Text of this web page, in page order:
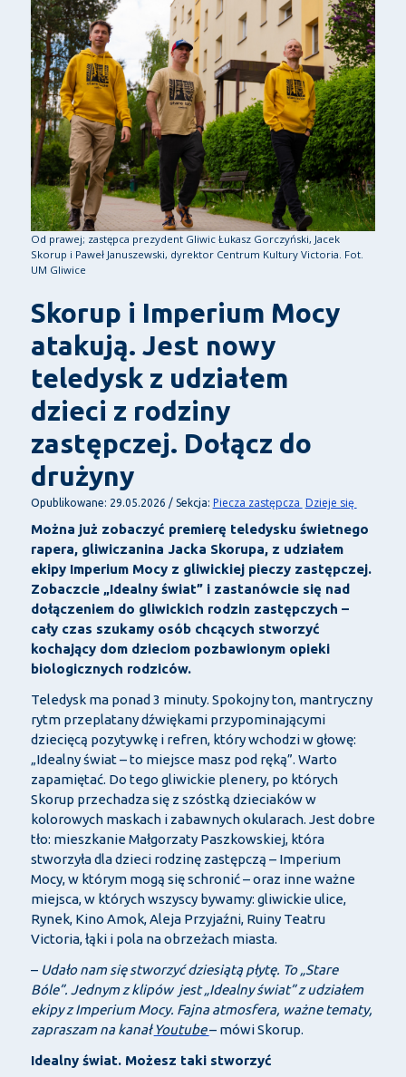
Od prawej; zastępca prezydent Gliwic Łukasz Gorczyński, Jacek
Skorup i Paweł Januszewski, dyrektor Centrum Kultury Victoria. Fot.
UM Gliwice
Skorup i Imperium Mocy
atakują. Jest nowy
teledysk z udziałem
dzieci z rodziny
zastępczej. Dołącz do
drużyny
Opublikowane: 29.05.2026 / Sekcja: Piecza zastępcza Dzieje się
Można już zobaczyć premierę teledysku świetnego
rapera, gliwiczanina Jacka Skorupa, z udziałem
ekipy Imperium Mocy z gliwickiej pieczy zastępczej.
Zobaczcie „Idealny świat” i zastanówcie się nad
dołączeniem do gliwickich rodzin zastępczych –
cały czas szukamy osób chcących stworzyć
kochający dom dzieciom pozbawionym opieki
biologicznych rodziców.
Teledysk ma ponad 3 minuty. Spokojny ton, mantryczny
rytm przeplatany dźwiękami przypominającymi
dziecięcą pozytywkę i refren, który wchodzi w głowę:
„Idealny świat – to miejsce masz pod ręką”. Warto
zapamiętać. Do tego gliwickie plenery, po których
Skorup przechadza się z szóstką dzieciaków w
kolorowych maskach i zabawnych okularach. Jest dobre
tło: mieszkanie Małgorzaty Paszkowskiej, która
stworzyła dla dzieci rodzinę zastępczą – Imperium
Mocy, w którym mogą się schronić – oraz inne ważne
miejsca, w których wszyscy bywamy: gliwickie ulice,
Rynek, Kino Amok, Aleja Przyjaźni, Ruiny Teatru
Victoria, łąki i pola na obrzeżach miasta.
– Udało nam się stworzyć dziesiątą płytę. To „Stare
Bóle”. Jednym z klipów jest „Idealny świat” z udziałem
ekipy z Imperium Mocy. Fajna atmosfera, ważne tematy,
zapraszam na kanał Youtube– mówi Skorup.
Idealny świat. Możesz taki stworzyć